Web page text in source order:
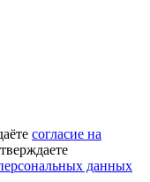
согласие на
данных